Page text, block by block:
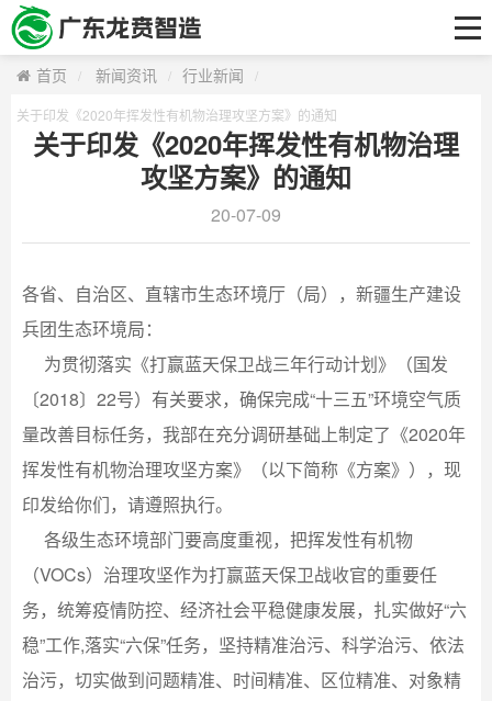
关于我们
工艺技术及产品
研发中心
解决方案
新闻资讯
首页 新闻资讯 行业新闻
关于印发《2020年挥发性有机物治理攻坚方案》的通知
关于印发《2020年挥发性有机物治理
攻坚方案》的通知
20-07-09
各省、自治区、直辖市生态环境厅（局），新疆生产建设
兵团生态环境局：
为贯彻落实《打赢蓝天保卫战三年行动计划》（国发
〔2018〕22号）有关要求，确保完成“十三五”环境空气质
量改善目标任务，我部在充分调研基础上制定了《2020年
挥发性有机物治理攻坚方案》（以下简称《方案》），现
印发给你们，请遵照执行。
各级生态环境部门要高度重视，把挥发性有机物
（VOCs）治理攻坚作为打赢蓝天保卫战收官的重要任
务，统筹疫情防控、经济社会平稳健康发展，扎实做好“六
稳”工作,落实“六保”任务，坚持精准治污、科学治污、依法
治污，切实做到问题精准、时间精准、区位精准、对象精